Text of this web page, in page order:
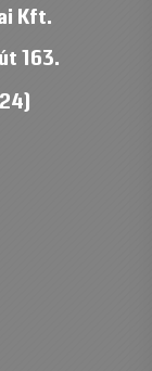
Kft.
163.